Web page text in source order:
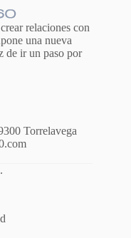
relaciones con
una nueva
de ir un paso por
Torrelavega